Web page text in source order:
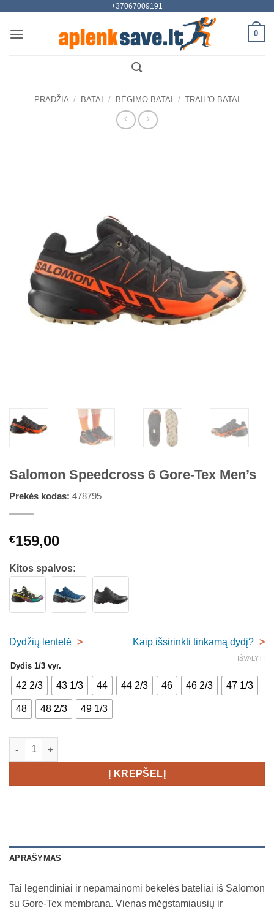
content
+37067009191
0
PRADŽIA / BATAI / BĖGIMO BATAI / TRAIL'O BATAI
Salomon Speedcross 6 Gore-Tex Men’s
Prekės kodas: 478795
€159,00
Kitos spalvos:
Dydžių lentelė > Kaip išsirinkti tinkamą dydį? >
Dydis 1/3 vyr.
42 2/3 43 1/3 44 44 2/3 46 46 2/3 47 1/3
48 48 2/3 49 1/3
IŠVALYTI
produkto kiekis: Salomon Speedcross 6 Gore-Tex Men's
Į KREPŠELĮ
APRAŠYMAS
Tai legendiniai ir nepamainomi bekelės bateliai iš Salomon
su Gore-Tex membrana. Vienas mėgstamiausių ir